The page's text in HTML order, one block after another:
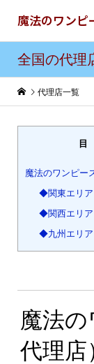
魔法のワンピ
全国の代理
代理店一覧
目
魔法のワンピー
◆関東エリア
◆関西エリア
◆九州エリア
魔法
代理店